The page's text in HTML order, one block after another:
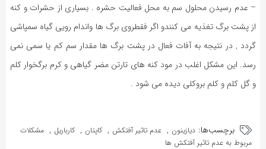
– عدم رسیدن محلول سم به محل فعالیت حشره . بسیاری از حشرات و کنه
از پشت برگ تغذیه می کنندو اگر فقطروی برگ ها واندام رویی گیاه سمپاشی
گردد , در نتیجه به آفات فعال در پشت برگ ها مقدار سم کم یا سمی نمی
رسد. این مشکل اغلب در مود کنه های تارتن مضر گیاهی و کرم برگخوار کلم
و گل کلم و کلم بروکلی دیده می شود .
برچسب‌ها: دیازینون , عدم تاثیر آفتکش , کاپتان , کارباریل , مشکلات
مربوط به عدم تاثیر آفتکش ها